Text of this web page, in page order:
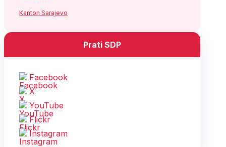
Kanton Sarajevo
Prati SDP
Facebook
X
YouTube
Flickr
Instagram